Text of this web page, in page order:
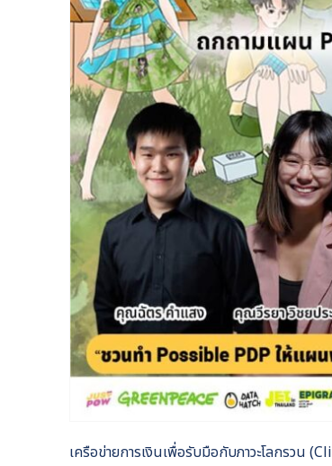
เครือข่ายการเงินเพื่อรับมือกับภาวะโลกรว